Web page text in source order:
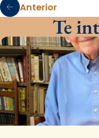
Anterior
Te